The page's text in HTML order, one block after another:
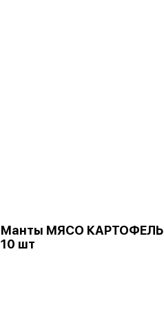
Манты МЯСО КАРТОФЕЛЬ
10 шт